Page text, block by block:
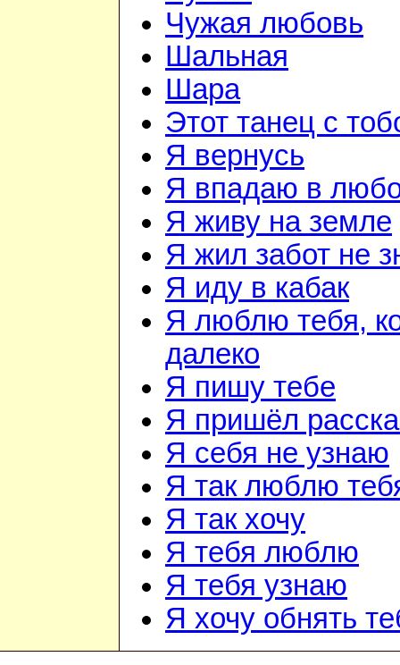
Чужая любовь
Шальная
Шара
Этот танец с
Я вернусь
Я впадаю в
Я живу на земле
Я жил забот не
Я иду в кабак
Я люблю тебя,
далеко
Я пишу тебе
Я пришёл
Я себя не узнаю
Я так люблю
Я так хочу
Я тебя люблю
Я тебя узнаю
Я хочу обнять